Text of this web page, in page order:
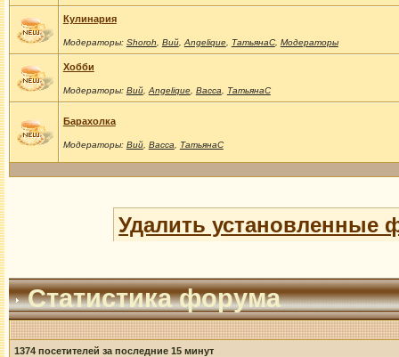
Кулинария
Модераторы: Shoroh Вий, Angelique, ТатьянаС, Модераторы
Хобби
Модераторы: Вий, Angelique, Васса ТатьянаС
Барахолка
Модераторы: Вий, Васса ТатьянаС
Удалить установленные
Статистика форума
1374 посетителей за последние 15 минут